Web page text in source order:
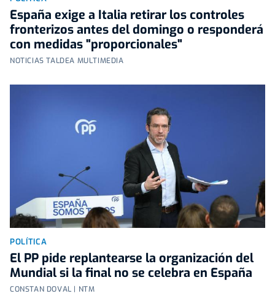
España exige a Italia retirar los controles
fronterizos antes del domingo o responderá
con medidas "proporcionales"
NOTICIAS TALDEA MULTIMEDIA
POLÍTICA
El PP pide replantearse la organización del
Mundial si la final no se celebra en España
CONSTAN DOVAL | NTM